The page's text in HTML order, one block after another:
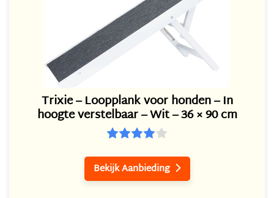
Trixie – Loopplank voor honden – In
hoogte verstelbaar – Wit – 36 × 90 cm
Bekijk Aanbieding 